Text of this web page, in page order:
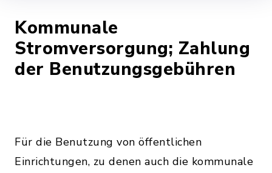
Kommunale
Stromversorgung; Zahlung
der Benutzungsgebühren
Für die Benutzung von öffentlichen
Einrichtungen, zu denen auch die kommunale